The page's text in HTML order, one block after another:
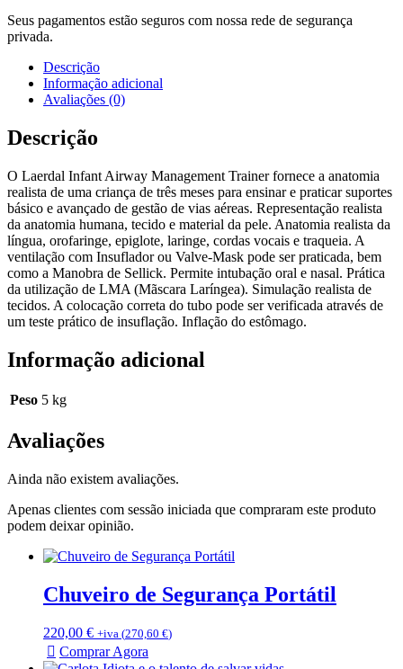
Seus pagamentos estão seguros com nossa rede de segurança
privada.
Descrição
Informação adicional
Avaliações (0)
Descrição
O Laerdal Infant Airway Management Trainer fornece a anatomia
realista de uma criança de três meses para ensinar e praticar suportes
básico e avançado de gestão de vias aéreas. Representação realista
da anatomia humana, tecido e material da pele. Anatomia realista da
língua, orofaringe, epiglote, laringe, cordas vocais e traqueia. A
ventilação com Insuflador ou Valve-Mask pode ser praticada, bem
como a Manobra de Sellick. Permite intubação oral e nasal. Prática
da utilização de LMA (Mãscara Laríngea). Simulação realista de
tecidos. A colocação correta do tubo pode ser verificada através de
um teste prático de insuflação. Inflação do estômago.
Informação adicional
Peso 5 kg
Avaliações
Ainda não existem avaliações.
Apenas clientes com sessão iniciada que compraram este produto
podem deixar opinião.
Chuveiro de Segurança Portátil
220,00 € +iva (270,60 €)
Comprar Agora